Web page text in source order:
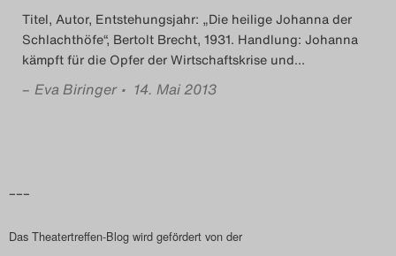
Titel, Autor, Entstehungsjahr: „Die heilige Johanna der
Schlachthöfe“, Bertolt Brecht, 1931. Handlung: Johanna
kämpft für die Opfer der Wirtschaftskrise und…
– Eva Biringer • 14. Mai 2013
–––
Das Theatertreffen-Blog wird gefördert von der